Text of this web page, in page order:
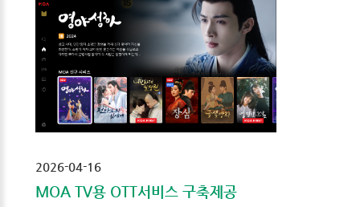
2026-04-16
MOA TV용 OTT서비스 구축제공